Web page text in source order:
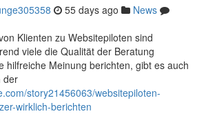
55 days ago
News
Klienten zu Websitepiloten sind
viele die Qualität der Beratung
hilfreiche Meinung berichten, gibt es auch
der
story21456063/websitepiloten-
wirklich-berichten